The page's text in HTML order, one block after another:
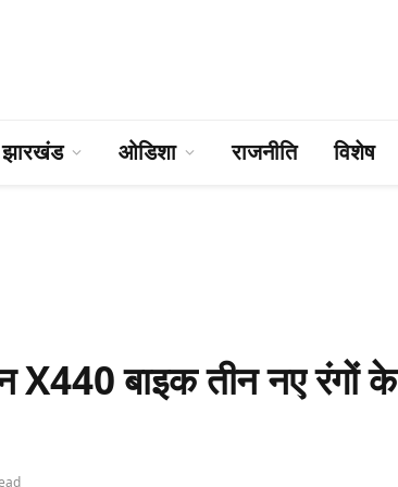
झारखंड ओडिशा राजनीति विशेष
बाइक तीन नए रंगों के